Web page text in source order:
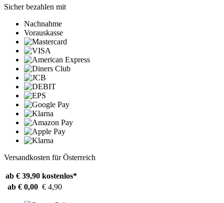
Sicher bezahlen mit
Nachnahme
Vorauskasse
Versandkosten für Österreich
ab € 39,90 kostenlos*
ab € 0,00 € 4,90